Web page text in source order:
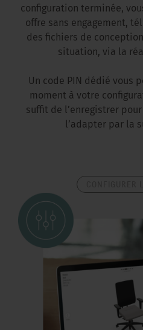
configuration terminée,
offre sans engagement,
des fichiers de
situation, via la
Un code PIN dédié vous
moment à votre
suffit de l’enregistrer
l’adapter par la